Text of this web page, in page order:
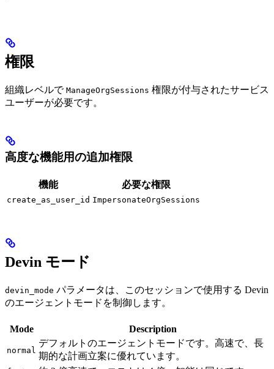
権限
組織レベルで ManageOrgSessions 権限が付与されたサービス
ユーザーが必要です。
高度な機能用の追加権限
機能 必要な権限
create_as_user_id ImpersonateOrgSessions
Devin モード
devin_mode パラメータは、このセッションで使用する Devin
のエージェントモードを制御します。
Mode Description
normal
デフォルトのエージェントモードです。高速で、長
期的な計画立案に優れています。